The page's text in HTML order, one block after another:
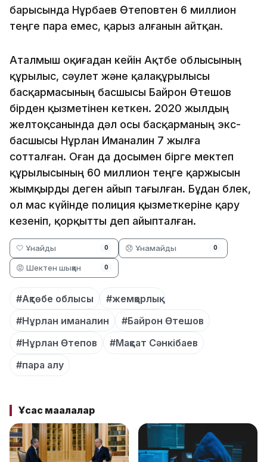
барысында Нұрбаев Өтеповтен 6 миллион
теңге пара емес, қарыз алғанын айтқан.
Аталмыш оқиғадан кейін Ақтөбе облысының
құрылыс, сәулет және қалақұрылысы
басқармасының басшысы Байрон Өтешов
бірден қызметінен кеткен. 2020 жылдың
желтоқсанында дәл осы басқарманың экс-
басшысы Нұрлан Иманалин 7 жылға
сотталған. Оған да досымен бірге мектеп
құрылысының 60 миллион теңге қаржысын
жымқырды деген айып тағылған. Бұдан бөлек,
ол мас күйінде полиция қызметкеріне қару
кезеніп, қорқытты деп айыпталған.
🤍 Ұнайды 0 😞 Ұнамайды 0
😡 Шектен шыққан 0
#Ақтөбе облысы
#жемқорлық
#Нұрлан иманалин
#Байрон Өтешов
#Нұрлан Өтепов
#Мақсат Сәнкібаев
#пара алу
Ұқсас мақалалар